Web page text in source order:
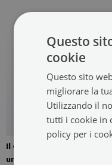
Il quadro è montato con
un'opzione di quattro
Questo
cookie
Questo sito
migliorare la
Utilizzando il
tutti i cookie in
policy per i